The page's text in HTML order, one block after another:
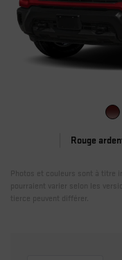
Rouge